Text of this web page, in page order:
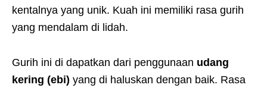
kentalnya yang unik. Kuah ini memiliki rasa gurih
yang mendalam di lidah.
Gurih ini di dapatkan dari penggunaan udang
kering (ebi) yang di haluskan dengan baik. Rasa